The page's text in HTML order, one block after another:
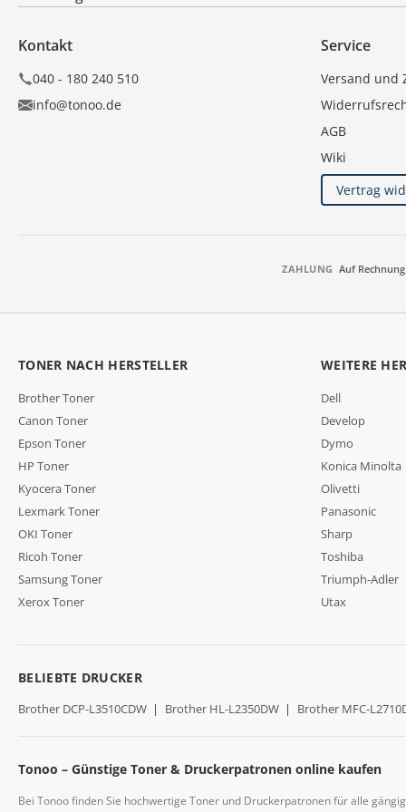
Kontakt
040 - 180 240 510
info@tonoo.de
Service
Versand und
AGB
Wiki
Vertrag
ZAHLUNG Auf Rechnung
TONER NACH HERSTELLER
Brother Toner
Canon Toner
Epson Toner
HP Toner
Kyocera Toner
Lexmark Toner
OKI Toner
Ricoh Toner
Samsung Toner
Xerox Toner
WEITERE
Dell
Develop
Dymo
Konica Minolta
Olivetti
Panasonic
Sharp
Toshiba
Triumph-Adler
Utax
BELIEBTE DRUCKER
Brother DCP-L3510CDW | Brother HL-L2350DW | Brother MFC-
Tonoo – Günstige Toner & Druckerpatronen online kaufen
Bei Tonoo finden Sie hochwertige Toner und Druckerpatronen für alle